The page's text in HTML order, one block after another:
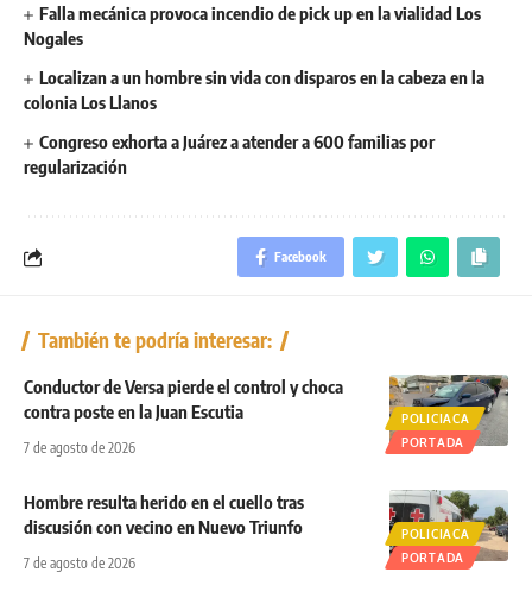
Falla mecánica provoca incendio de pick up en la vialidad Los
Nogales
Localizan a un hombre sin vida con disparos en la cabeza en la
colonia Los Llanos
Congreso exhorta a Juárez a atender a 600 familias por
regularización
Facebook
También te podría interesar:
POLICIACA
PORTADA
Conductor de Versa pierde el control y choca
contra poste en la Juan Escutia
7 de agosto de 2026
POLICIACA
PORTADA
Hombre resulta herido en el cuello tras
discusión con vecino en Nuevo Triunfo
7 de agosto de 2026